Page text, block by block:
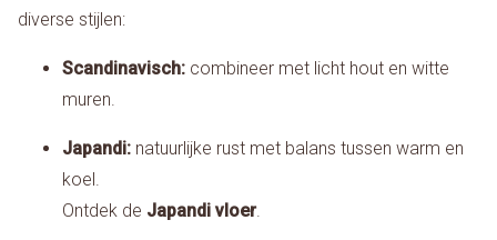
diverse stijlen:
Scandinavisch:combineer met licht hout en witte
muren.
Japandi:natuurlijke rust met balans tussen warm en
koel.
Ontdek de Japandi vloer.